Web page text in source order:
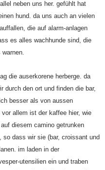
neben uns her. gefühlt hat
hund. da uns auch an vielen
die auf alarm-anlagen
es alles wachhunde sind, die
die auserkorene herberge. da
durch den ort und finden die bar,
besser als von aussen
allem ist der kaffee hier, wie
diesem camino getrunken
dass wir sie (bar, croissant und
im laden in der
utensilien ein und traben